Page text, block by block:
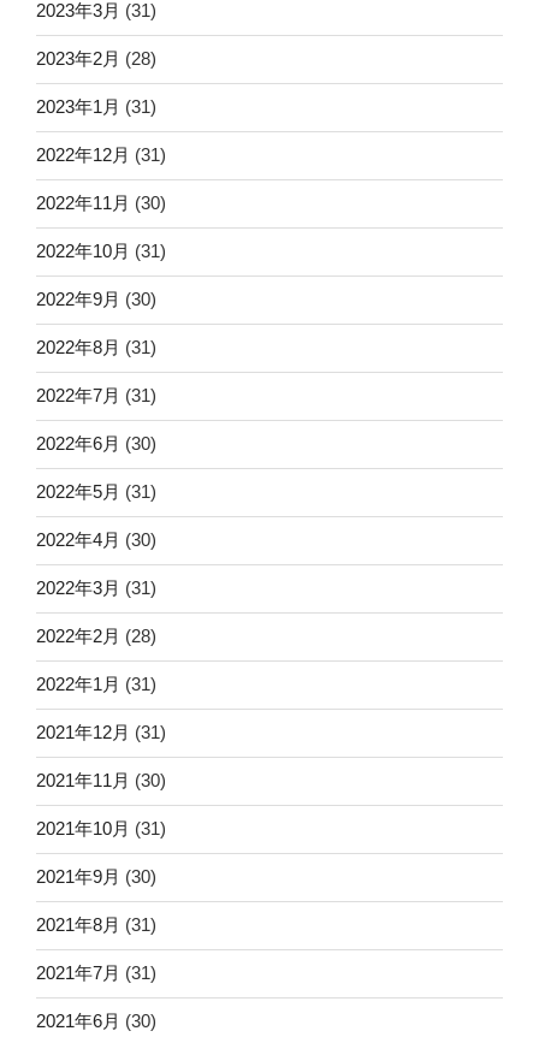
2023年3月 (31)
2023年2月 (28)
2023年1月 (31)
2022年12月 (31)
2022年11月 (30)
2022年10月 (31)
2022年9月 (30)
2022年8月 (31)
2022年7月 (31)
2022年6月 (30)
2022年5月 (31)
2022年4月 (30)
2022年3月 (31)
2022年2月 (28)
2022年1月 (31)
2021年12月 (31)
2021年11月 (30)
2021年10月 (31)
2021年9月 (30)
2021年8月 (31)
2021年7月 (31)
2021年6月 (30)